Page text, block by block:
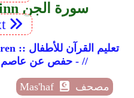
72. Surah Al-Jinn سورة الجن
Quran Tutorial For Children :: تعليم القرآن للأطفال
// - Hafs for Assem حفص عن عاصم - //
Mas'haf
مصحف